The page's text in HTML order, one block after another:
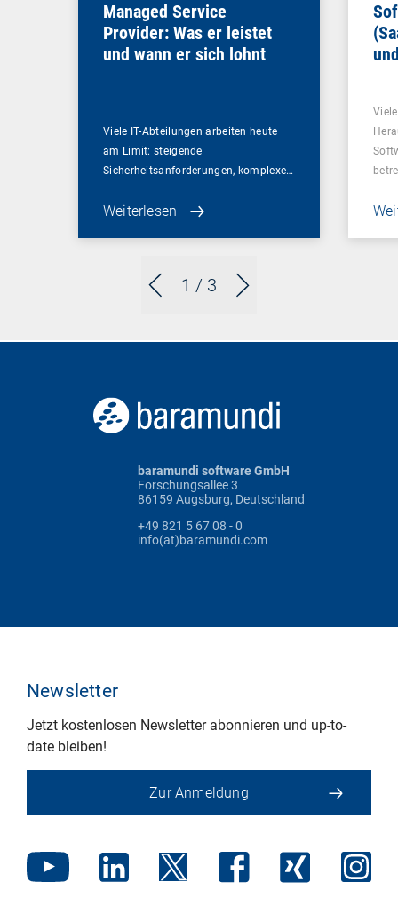
1 / 3
Managed Service
Provider: Was er leistet
und wann er sich lohnt
Viele IT-Abteilungen arbeiten heute
am Limit: steigende
Sicherheitsanforderungen, komplexe…
Weiterlesen
baramundi software GmbH
Forschungsallee 3
86159 Augsburg, Deutschland
+49 821 5 67 08 - 0
info(at)baramundi.com
Newsletter
Jetzt kostenlosen Newsletter abonnieren und up-to-
date bleiben!
Zur Anmeldung